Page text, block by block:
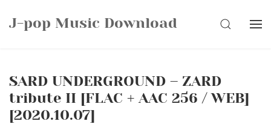
J-pop Music Download SEARCH
SARD UNDERGROUND – ZARD
tribute II [FLAC + AAC 256 / WEB]
[2020.10.07]